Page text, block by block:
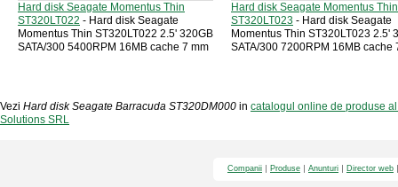
Hard disk Seagate Momentus Thin
ST320LT022 - Hard disk Seagate
Momentus Thin ST320LT022 2.5' 320GB
SATA/300 5400RPM 16MB cache 7 mm
Hard disk Seagate Momentus Thin
ST320LT023 - Hard disk Seagate
Momentus Thin ST320LT023 2.5'
SATA/300 7200RPM 16MB cache
Vezi Hard disk Seagate Barracuda ST320DM000 in catalogul online de produse
Solutions SRL
Companii Produse Anunturi Director web